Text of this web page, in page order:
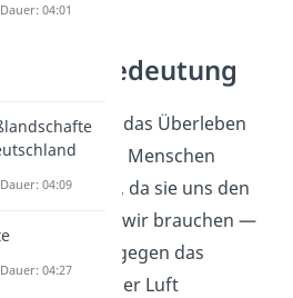
Bedeutung
ist für das Überleben
Tiere und Menschen
ist der Fall, da sie uns den
liefert, den wir brauchen —
ist hingegen das
in der Luft
04:01
04:09
04:27